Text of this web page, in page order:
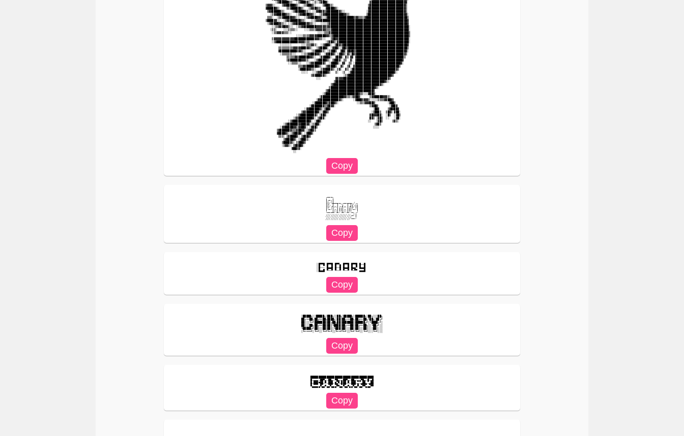
      ░▒▓█████▓▒░  ░▒▓███▓▒░ ░▒░░▒▓██▓░                         ▓█████████████████████▓
▒▓▓▓▒░    ▒▓▓█████▓▒░  ░▒▓██▓▒░    ▒▓██▓▒░                     ▒██████████████████████▒
▓█████▓▒░    ▒▒▓█████▓▒░  ░▒▓▓█▓▒▒   ▓████▓▒░                  ▓██████████████████████▒
▒▓▓█████▓▒░    ░▒▓█████▓▒░░ ░░▓▓█▓▓▒▓███████▓▒░░             ░▓██████████████████████▒
   ░▒▓▓█████▓▒▒░   ░▒▓▓████▓▓▒░  ░▒▓▓███████████▓▓▒░          ▒███████████████████████▓░
▒▒▒░  ░▒▒▓█████▓▓▒░░   ░▒▓▓████▓▓▒░░▒████████████████▓▓▓▒▒▒▒▓█████████████████████████▒
▒████▓▓░░  ░▒▓▓██████▓▒▒░   ░░▒▓▓▓█████████████████████████████████████████████████████▓
░▒▓▓███▓▓▒░░ ░░▒▓▓██████▓▓▒▒░░   ░░░░▒▓███████████████████████████████████████████████▓
    ░░▒▒▓▓▓█▓▓▒░░  ░▒▒▓▓███████▓▓▓▓▓▓▒▓▓████████████████████████████████████████████████░
   ░▒▒░    ░░░▒▒▒▒░░    ░░░▒▒▒▒▓▓▓▓▓▓▒▒▒▓███████████████████████████████████████████████░
    ░▒▒▓▓▓▓▒▒▒░░                ░░░░▒▒▒▓▓███████████████████████████████████████████████▒
                   ░░░░▒▒▒▒▓▓▓▓▓█████▓▓▒▒▓██████████████████████████████████████████████▒
    ▒▓▓▓▓▓▓▓▓▓▓▓▓▓████████████▓▓▓▒▒░░   ▒▓█▓▓███████████████████████████████████████████░
    ░▒▓█████████████▓▓▓▓▒▒▒░░░       ░▒▓█▓▒░▓███████████████████████████████████████████░
         ░░░░░░░      ░░░▒▒▒▓▓▒░  ░▒▓██▓░ ░▓█▓▒▓███████████████████████████████████████▓
        ▒▒▒▒▒▒▒▒▒▓▓▓▓▓███▓▓▒░  ░▒▓███▓░ ░▓▓█▓░░▓█▓▓████████████████████████████████████▒
        ▓██████████▓▓▓▒░░   ░▒▓███▓▒░ ░▒▓██▒  ▓█▓░▓█▓█▓▓██████████████████████████████▓░
         ░▒▒▒▒▒▒░░░   ░░▒▒▓▓███▓▓▒  ░▓▓██▓▒ ░▓█▓▒░▓▒░█▓▓█████████████████████████████▓▒
             ▒▒▒▒▒▓▓▓██████▓▓▒░  ░▓▓███▓░  ▓██▓░ ▓▒ ▓▓ ▓█████████████████████████████▒
             ▒▓███████▓▓▓▒░   ░▒▓████▓▒░ ▒▓██▓░ ▒▒  ▓░ ▓████████████████████████████▓
              ░░▒▒▒▒░░   ░░▒▓▓█████▓▒  ░▓███▓░ ▓▓  ▒▒ ░████████████████████████████▓░
                    ▒▒▒▓▓███████▓▒░  ▒▓▓███▒  ▓▒  ▒▓  ▓███████████████████████████▒
                    ░▓████▓▓▒▒░   ▒▓▓███▓▒░ ▒▓░  ▓▒ ░▓██████████████████████████▓▒
                      ░░░░   ░░▒▓▓████▓▒   ▒░  ░▒  ░▓██████████████████████████▓░
                            ▒▓▓███▓▓▒░          ░▒▓██████████████████████████▓▒
                               ░░░         ▓▓▓▓▓███████████████████████████▓▒
                                          ▒██████████████████████████████▓▒░
                                        ▒▓████████████████████████████▓▒░
                                       ▒███████████████████████████▓▒░
                                     ▒▓███████████████████████████▓
                                   ░▒████████████████████▓▒▒░░░▓██▓░
                                 ░▓█████████████▓▓▒▒░▒▓██▓░     ▒▓▓█████▓▓▓▒░
                               ░▓▓███████████▓▒░      ░▓███▓▓▓▓▒░░░░░▒▒▒▒▓▓██▓▒
                             ░▓██████▓▒▓██▓▒░           ░░▒▒▒▓▓▓██▓░       ░▓██▒
                           ░▓██████▓▒▒▓█▓▓░                     ▒▓▓█▓░      ░▓██▓
                        ░▓▓██████▓▒░▒██▓                          ░██▓     ▒▓█▓██▓
                      ▒▓▓███████▓░░▓█▓▒                          ░▒███▒   ▒█▓▒ ▓██░
                   ░▒▓████████▓▒ ░▓█▓░                          ▓█▓▓▓█▓░  ░█▒  ░▓█▒
                 ░▒▓█████████▓░ ▒▓█▓░                           █▓▒ ░▓█▒  ░░   ░▓█░
              ░▒▓██████████▓░ ░▓█▓░                            ░░   ░▓█▒      ▒▓▒░
           ░▒▓██████▓▓███▓▓░░▒▓█▓░                                 ▒▓█▒
         ░▓▓█████▓▓▒▓▓██▓░ ░▓██▒                                  ░░░░
       ▒▓██████▓▒▒▒▓██▓▓░░▒▓█▓▒
       ▓████▓▒░░▒▓███▓░ ░▓██▓░
        ▒▒▒░ ▒▓████▓░ ▒▓██▓▒
           ▒▓████▓▒ ░▒███▒░
          ▒████▓▒░ ▒▓██▓▒
          ░▒▓▓▒░ ▒▓███▓░
                ▓██▓▓░
╭━━━╮
┃╭━╮┃
┃┃╱╰╋━━┳━╮╭━━┳━┳╮╱╭╮
┃┃╱╭┫╭╮┃╭╮┫╭╮┃╭┫┃╱┃┃
┃╰━╯┃╭╮┃┃┃┃╭╮┃┃┃╰━╯┃
╰━━━┻╯╰┻╯╰┻╯╰┻╯╰━╮╭╯
╱╱╱╱╱╱╱╱╱╱╱╱╱╱╱╭━╯┃
░█▀▀█ █▀▀█ █▀▀▄ █▀▀█ █▀▀█ █──█
░█─── █▄▄█ █──█ █▄▄█ █▄▄▀ █▄▄█
░█████╗░░█████╗░███╗░░██╗░█████╗░██████╗░██╗░░░██╗
██╔══██╗██╔══██╗████╗░██║██╔══██╗██╔══██╗╚██╗░██╔╝
██║░░╚═╝███████║██╔██╗██║███████║██████╔╝░╚████╔╝░
██║░░██╗██╔══██║██║╚████║██╔══██║██╔══██╗░░╚██╔╝░░
╚█████╔╝██║░░██║██║░╚███║██║░░██║██║░░██║░░░██║░░░
█─▄▄▄─██▀▄─██▄─▀█▄─▄██▀▄─██▄─▄▄▀█▄─█─▄█
█─███▀██─▀─███─█▄▀─███─▀─███─▄─▄██▄─▄██